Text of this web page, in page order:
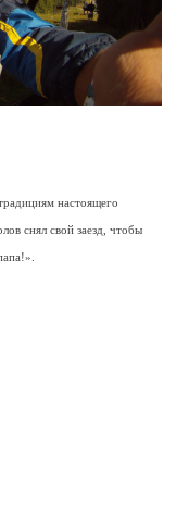
настоящего
снял свой заезд, чтобы